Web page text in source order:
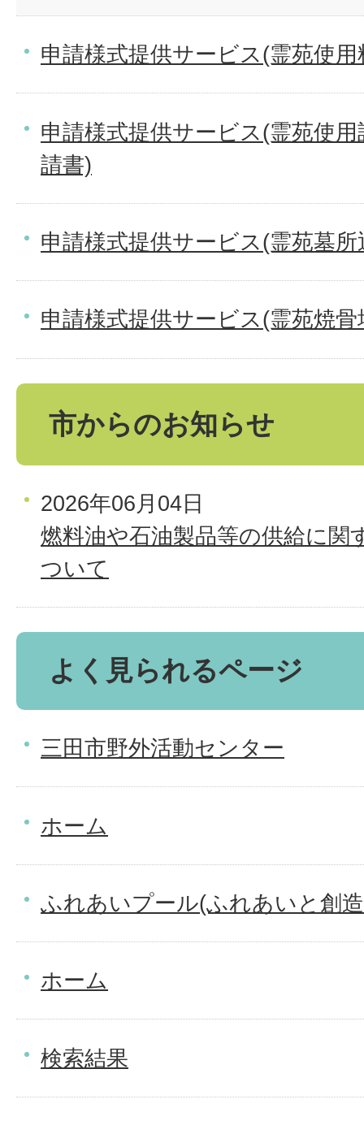
申請様式提供サービス(霊苑使
申請様式提供サービス(霊苑使
請書)
申請様式提供サービス(霊苑墓所
申請様式提供サービス(霊苑焼骨
市からのお知らせ
2026年06月04日
燃料油や石油製品等の供給に関
ついて
よく見られるページ
三田市野外活動センター
ホーム
ふれあいプール(ふれあいと創
ホーム
検索結果